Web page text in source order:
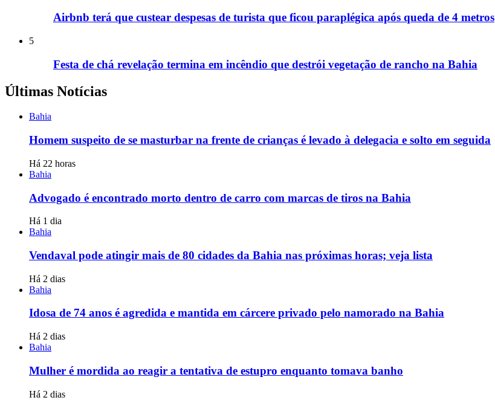
Airbnb terá que custear despesas de turista que ficou paraplégica após queda de 4 metros
5
Festa de chá revelação termina em incêndio que destrói vegetação de rancho na Bahia
Últimas Notícias
Bahia
Homem suspeito de se masturbar na frente de crianças é levado à delegacia e solto em seguida
Há 22 horas
Bahia
Advogado é encontrado morto dentro de carro com marcas de tiros na Bahia
Há 1 dia
Bahia
Vendaval pode atingir mais de 80 cidades da Bahia nas próximas horas; veja lista
Há 2 dias
Bahia
Idosa de 74 anos é agredida e mantida em cárcere privado pelo namorado na Bahia
Há 2 dias
Bahia
Mulher é mordida ao reagir a tentativa de estupro enquanto tomava banho
Há 2 dias